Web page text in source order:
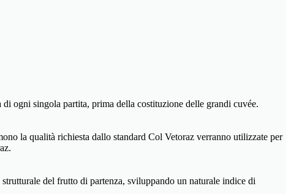
ogni singola partita, prima della costituzione delle grandi cuvée.
la qualità richiesta dallo standard Col Vetoraz verranno utilizzate per
del frutto di partenza, sviluppando un naturale indice di